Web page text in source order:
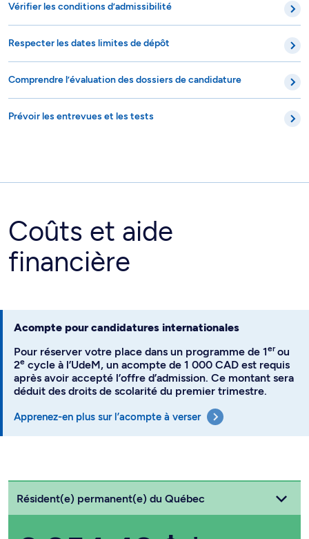
Vérifier les conditions d’admissibilité
Respecter les dates limites de dépôt
Comprendre l’évaluation des dossiers de candidature
Prévoir les entrevues et les tests
Coûts et aide
financière
Acompte pour candidatures internationales
Pour réserver votre place dans un programme de 1erou
2e cycle à l’UdeM, un acompte de 1 000 CAD est requis
après avoir accepté l’offre d’admission. Ce montant sera
déduit des droits de scolarité du premier trimestre.
Apprenez-en plus sur l’acompte à verser
Choisissez votre statut
Résident(e) permanent(e) du Québec